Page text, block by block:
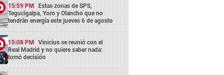
15:59 PM Estas zonas de SPS,
Tegucigalpa, Yoro y Olancho que no
tendrán energía este jueves 6 de agosto
15:08 PM Vinicius se reunió con el
Real Madrid y no quiere saber nada:
tomó decisión